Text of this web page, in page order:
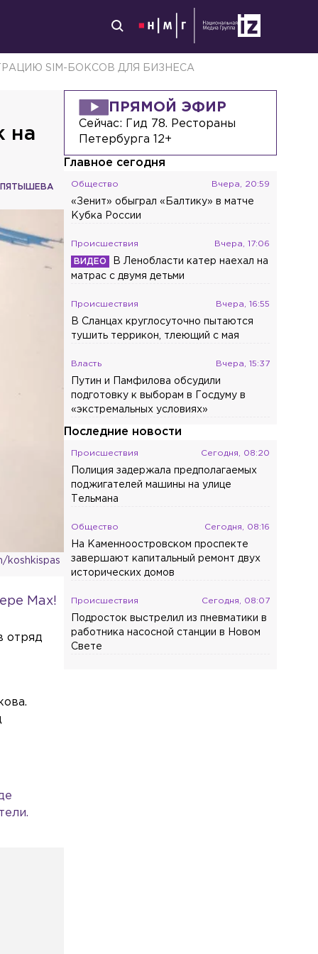
SIM-БОКСОВ ДЛЯ БИЗНЕСА
на
ПЯТЫШЕВА
koshkispas
Max!
отряд
ПРЯМОЙ ЭФИР
Сейчас:
Гид 78. Рестораны
Петербурга 12+
Главное сегодня
Общество Вчера, 20:59
«Зенит» обыграл «Балтику» в матче
Кубка России
Происшествия Вчера, 17:06
В Ленобласти катер наехал на
матрас с двумя детьми
Происшествия Вчера, 16:55
В Сланцах круглосуточно пытаются
тушить террикон, тлеющий с мая
Власть Вчера, 15:37
Путин и Памфилова обсудили
подготовку к выборам в Госдуму в
«экстремальных условиях»
Последние новости
Происшествия Сегодня, 08:20
Полиция задержала предполагаемых
поджигателей машины на улице
Тельмана
Общество Сегодня, 08:16
На Каменноостровском проспекте
завершают капитальный ремонт двух
исторических домов
Происшествия Сегодня, 08:07
Подросток выстрелил из пневматики в
работника насосной станции в Новом
Свете